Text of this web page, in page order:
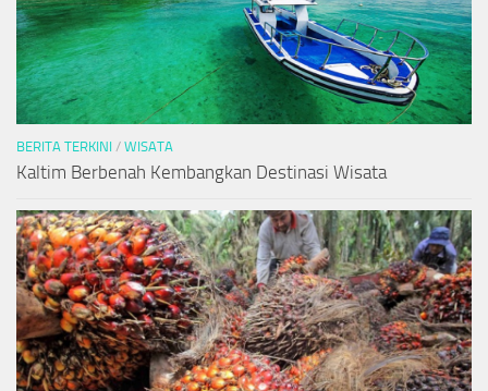
BERITA TERKINI / WISATA
Kaltim Berbenah Kembangkan Destinasi Wisata